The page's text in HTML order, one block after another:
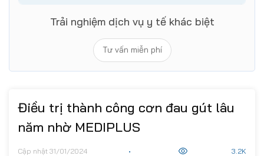
Trải nghiệm dịch vụ y tế khác biệt
Tư vấn miễn phí
Điều trị thành công cơn đau gút lâu
năm nhờ MEDIPLUS
Cập nhật 31/01/2024 • 3.2K